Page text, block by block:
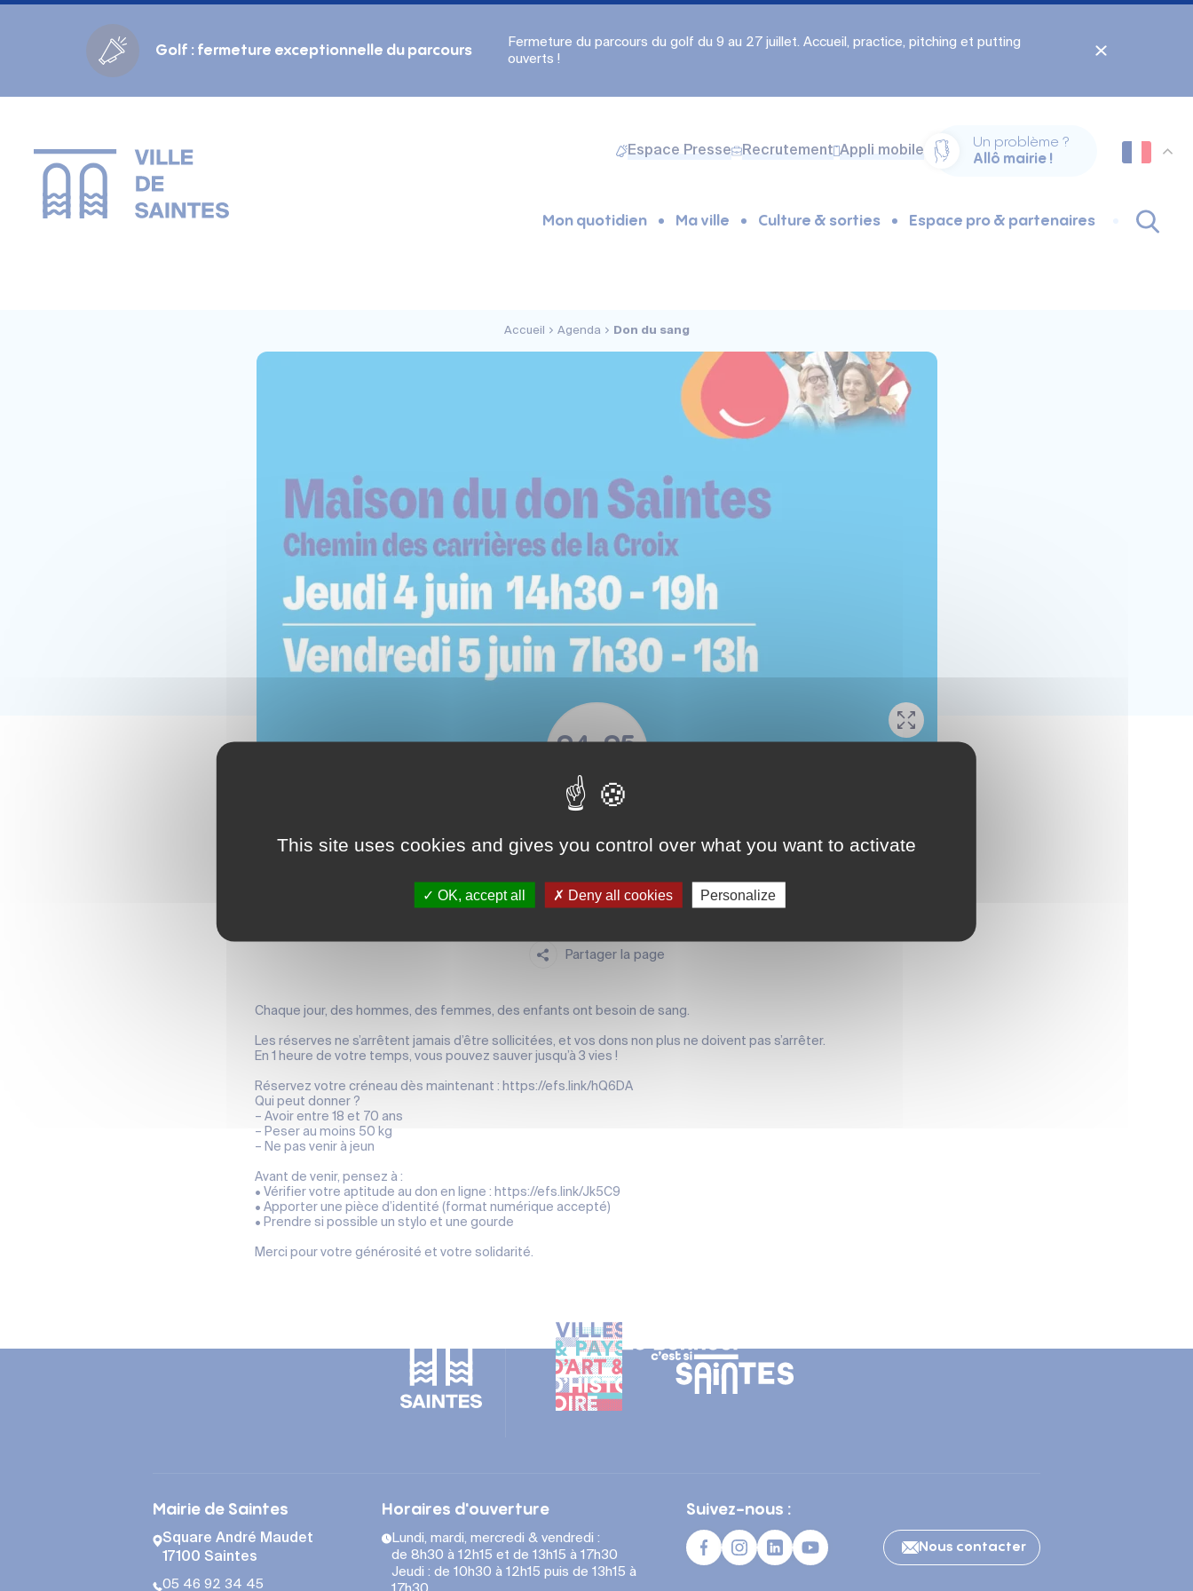
Golf : fermeture exceptionnelle du parcours
Fermeture du parcours du golf du 9 au 27 juillet. Accueil, practice, pitching et putting
ouverts !
Espace Presse Recrutement Appli mobile
Un problème ?
Allô mairie !
Mon quotidien Ma ville Culture & sorties Espace pro & partenaires
Accueil Agenda Don du sang
04 05
Don du sang
Partager la page
Chaque jour, des hommes, des femmes, des enfants ont besoin de sang.
Les réserves ne s’arrêtent jamais d’être sollicitées, et vos dons non plus ne doivent pas s’arrêter.
En 1 heure de votre temps, vous pouvez sauver jusqu’à 3 vies !
Réservez votre créneau dès maintenant : https://efs.link/hQ6DA
Qui peut donner ?
– Avoir entre 18 et 70 ans
– Peser au moins 50 kg
– Ne pas venir à jeun
Avant de venir, pensez à :
• Vérifier votre aptitude au don en ligne : https://efs.link/Jk5C9
• Apporter une pièce d’identité (format numérique accepté)
• Prendre si possible un stylo et une gourde
Merci pour votre générosité et votre solidarité.
Mairie de Saintes
Square André Maudet
17100 Saintes
05 46 92 34 45
Horaires d'ouverture
Lundi, mardi, mercredi & vendredi :
de 8h30 à 12h15 et de 13h15 à 17h30
Jeudi : de 10h30 à 12h15 puis de 13h15 à
Suivez-nous :
Nous contacter
Police adaptée (dyslexie) :
Inactif
Actif
Interlignage :
Par défaut
Augmenté
Cookies management panel
This site uses cookies and gives you control over what you want to activate
OK, accept all Deny all cookies Personalize